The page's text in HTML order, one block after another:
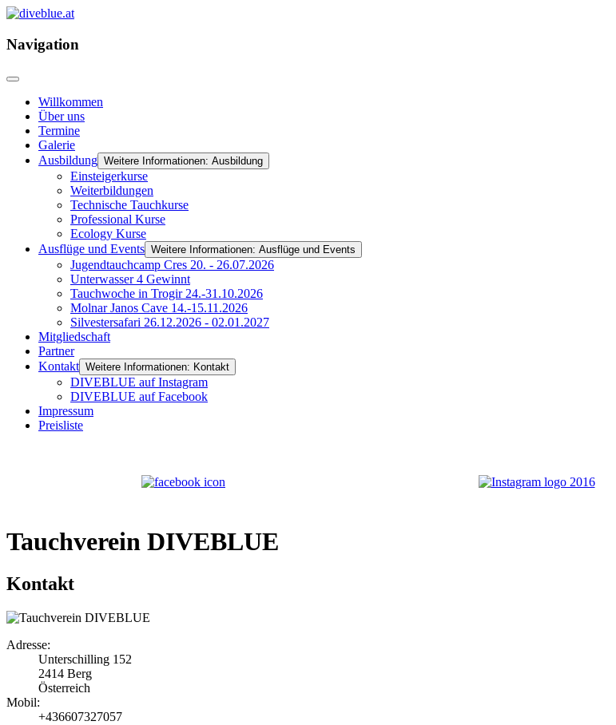
Navigation
Willkommen
Über uns
Termine
Galerie
Ausbildung Weitere Informationen: Ausbildung
Einsteigerkurse
Weiterbildungen
Technische Tauchkurse
Professional Kurse
Ecology Kurse
Ausflüge und Events Weitere Informationen: Ausflüge und Events
Jugendtauchcamp Cres 20. - 26.07.2026
Unterwasser 4 Gewinnt
Tauchwoche in Trogir 24.-31.10.2026
Molnar Janos Cave 14.-15.11.2026
Silvestersafari 26.12.2026 - 02.01.2027
Mitgliedschaft
Partner
Kontakt Weitere Informationen: Kontakt
DIVEBLUE auf Instagram
DIVEBLUE auf Facebook
Impressum
Preisliste
Tauchverein DIVEBLUE
Kontakt
Adresse:
Unterschilling 152
2414 Berg
Österreich
Mobil:
+436607327057